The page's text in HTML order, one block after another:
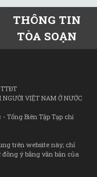
THÔNG TIN
TÒA SOẠN
VIỆT NAM Ở NƯỚC
- Tổng Biên Tập Tạp chí
trên website này; chỉ
ý bằng văn bản của